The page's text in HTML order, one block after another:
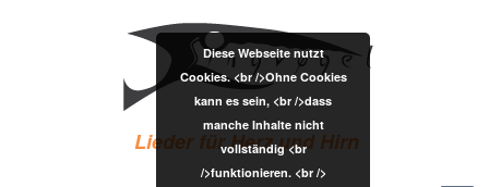
Lieder für Herz und Hirn
Diese Webseite nutzt
Cookies. <br />Ohne Cookies
kann es sein, <br />dass
manche Inhalte nicht
vollständig <br
/>funktionieren. <br />